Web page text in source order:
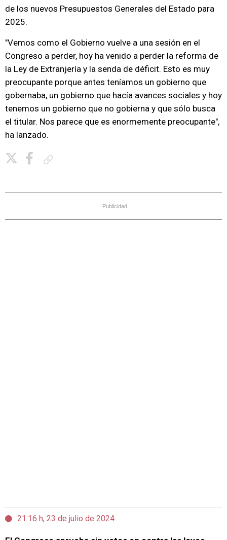
de los nuevos Presupuestos Generales del Estado para
2025.
"Vemos como el Gobierno vuelve a una sesión en el
Congreso a perder, hoy ha venido a perder la reforma de
la Ley de Extranjería y la senda de déficit. Esto es muy
preocupante porque antes teníamos un gobierno que
gobernaba, un gobierno que hacía avances sociales y hoy
tenemos un gobierno que no gobierna y que sólo busca
el titular. Nos parece que es enormemente preocupante",
ha lanzado.
Publicidad
21:16 h, 23 de julio de 2024